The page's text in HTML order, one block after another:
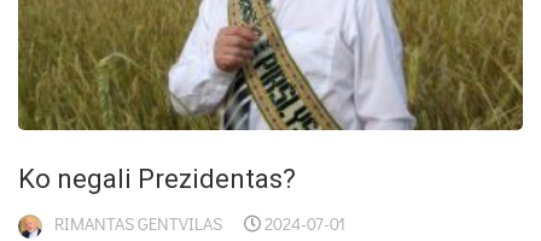
Ko negali Prezidentas?
RIMANTAS GENTVILAS 2024-07-01